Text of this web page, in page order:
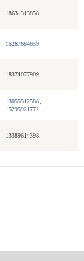
18631313858
15267684659
18374077909
13055512588、
15295921772
13389614398